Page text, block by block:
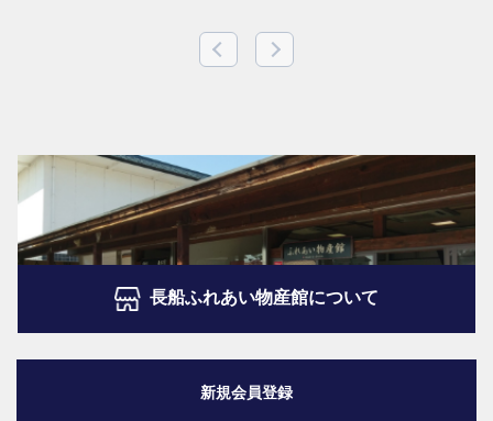
長船ふれあい物産館について
新規会員登録